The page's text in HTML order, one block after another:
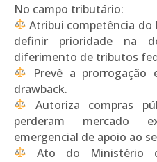
No campo tributário:
Atribui competência do
definir prioridade na
diferimento de tributos
Prevê a prorrogação
drawback.
Autoriza compras
perderam mercado
emergencial de apoio ao
Ato do Ministério